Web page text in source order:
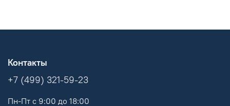
Контакты
+7 (499) 321-59-23
Пн-Пт с 9:00 до 18:00